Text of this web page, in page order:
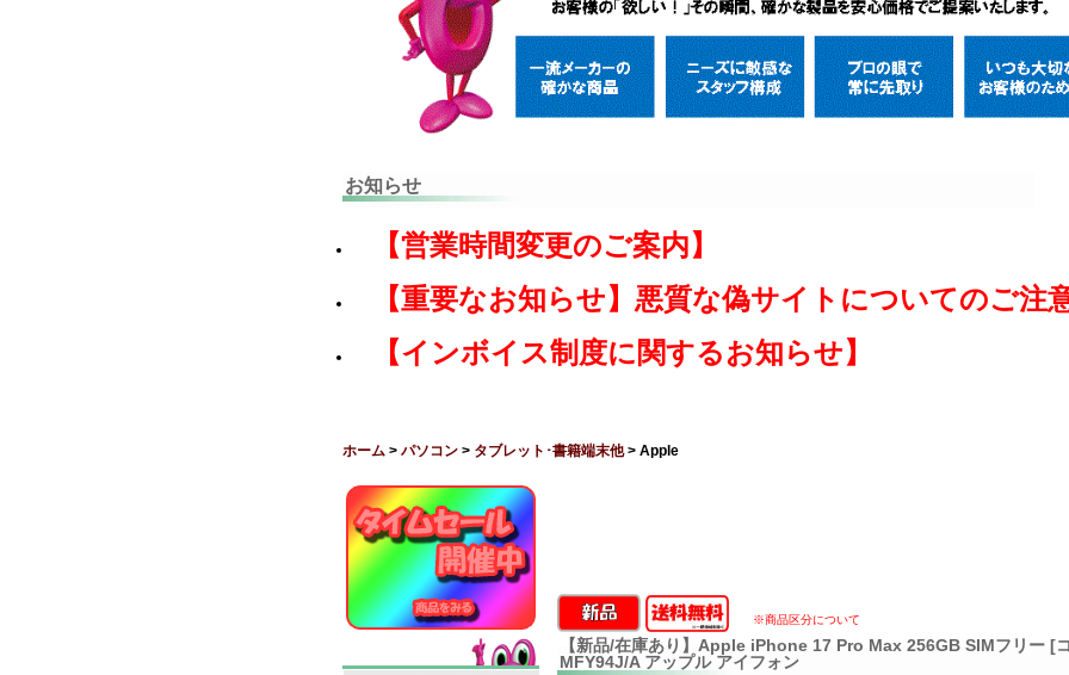
お知らせ
【営業時間変更のご案内】
【重要なお知らせ】悪質な偽サイトについてのご注
【インボイス制度に関するお知らせ】
ホーム > パソコン > タブレット･書籍端末他> Apple
※商品区分について
【新品/在庫あり】Apple iPhone 17 Pro Max 256GB SIMフリー [
MFY94J/A アップル アイフォン